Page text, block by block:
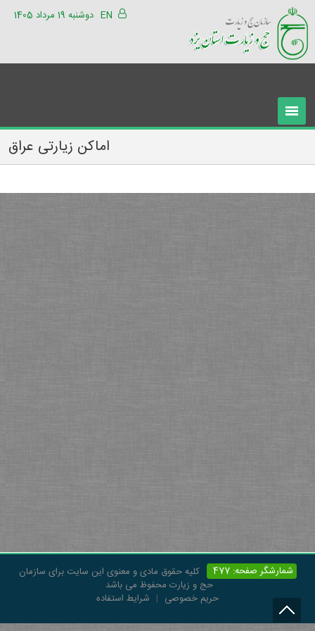
دوشنبه 19 مرداد 1405 EN
اماکن زیارتی عراق
شمارشگر صفحه: 477
کلیه حقوق مادی و معنوی این سایت برای سازمان
حج و زیارت محفوظ می باشد
حریم خصوصی | شرایط استفاده